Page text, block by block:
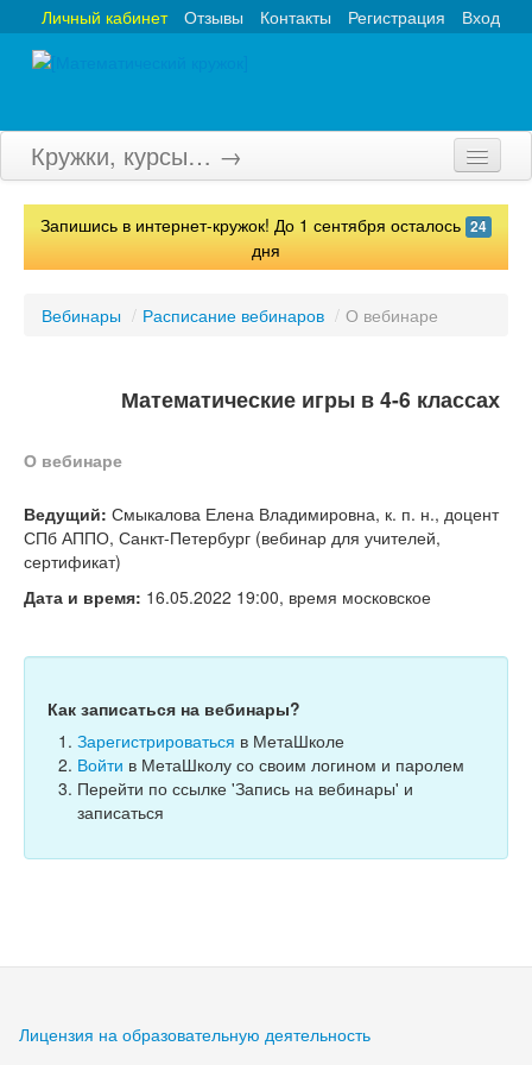
Вход
Регистрация
Контакты
Отзывы
Личный кабинет
Кружки, курсы… →
Главная
Тесты
Запишись в интернет-кружок! До 1 сентября осталось 24
дня
Вебинары / Расписание вебинаров / О вебинаре
Математические игры в 4-6 классах
О вебинаре
Ведущий: Смыкалова Елена Владимировна, к. п. н., доцент
СПб АППО, Санкт-Петербург (вебинар для учителей,
сертификат)
Дата и время: 16.05.2022 19:00, время московское
Как записаться на вебинары?
Зарегистрироваться в МетаШколе
Войти в МетаШколу со своим логином и паролем
Перейти по ссылке 'Запись на вебинары' и
записаться
Лицензия на образовательную деятельность